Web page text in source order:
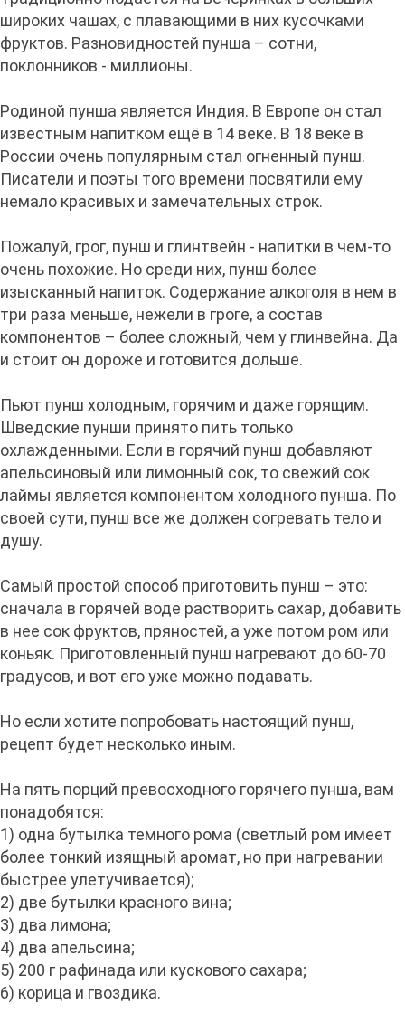
широких чашах, с плавающими в них кусочками
фруктов. Разновидностей пунша – сотни,
поклонников - миллионы.
Родиной пунша является Индия. В Европе он стал
известным напитком ещё в 14 веке. В 18 веке в
России очень популярным стал огненный пунш.
Писатели и поэты того времени посвятили ему
немало красивых и замечательных строк.
Пожалуй, грог, пунш и глинтвейн - напитки в чем-то
очень похожие. Но среди них, пунш более
изысканный напиток. Содержание алкоголя в нем в
три раза меньше, нежели в гроге, а состав
компонентов – более сложный, чем у глинвейна. Да
и стоит он дороже и готовится дольше.
Пьют пунш холодным, горячим и даже горящим.
Шведские пунши принято пить только
охлажденными. Если в горячий пунш добавляют
апельсиновый или лимонный сок, то свежий сок
лаймы является компонентом холодного пунша. По
своей сути, пунш все же должен согревать тело и
душу.
Самый простой способ приготовить пунш – это:
сначала в горячей воде растворить сахар, добавить
в нее сок фруктов, пряностей, а уже потом ром или
коньяк. Приготовленный пунш нагревают до 60-70
градусов, и вот его уже можно подавать.
Но если хотите попробовать настоящий пунш,
рецепт будет несколько иным.
На пять порций превосходного горячего пунша, вам
понадобятся:
1) одна бутылка темного рома (светлый ром имеет
более тонкий изящный аромат, но при нагревании
быстрее улетучивается);
2) две бутылки красного вина;
3) два лимона;
4) два апельсина;
5) 200 г рафинада или кускового сахара;
6) корица и гвоздика.